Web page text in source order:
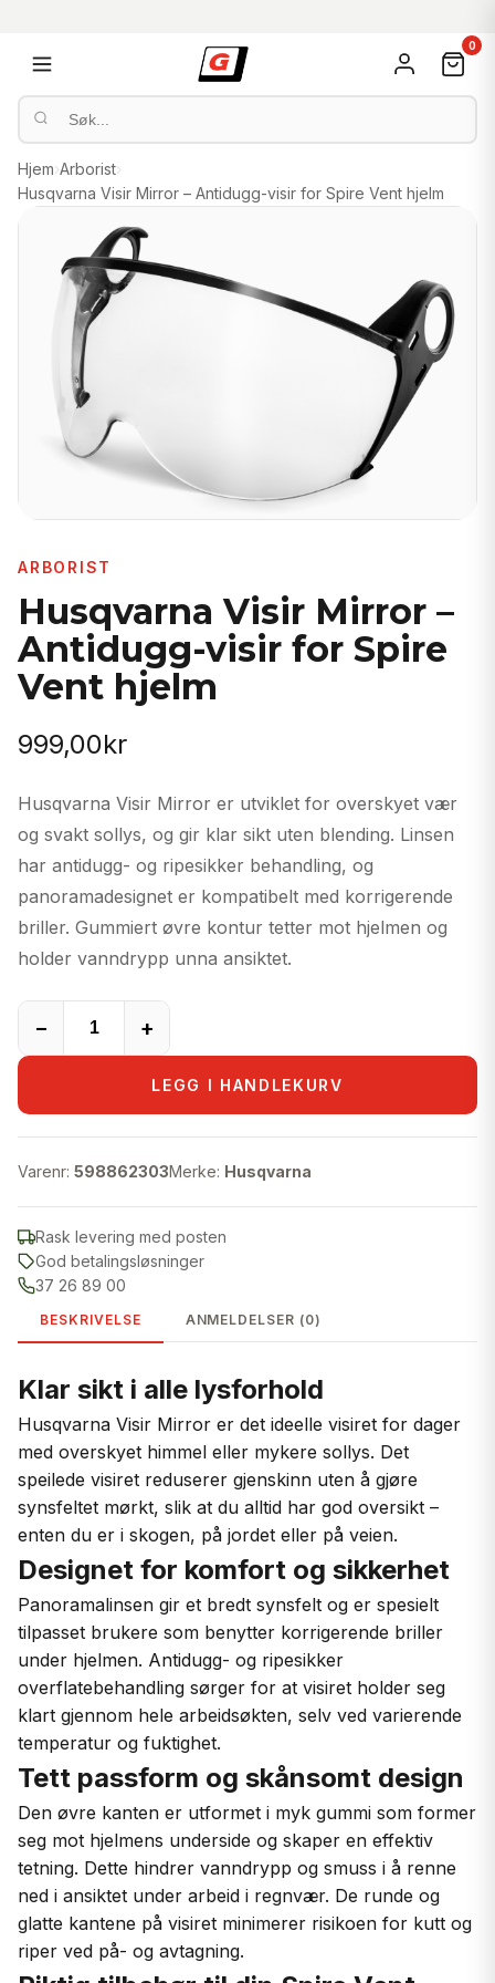
0
Hjem›Arborist›
Husqvarna Visir Mirror – Antidugg-visir for Spire Vent hjelm
ARBORIST
Husqvarna Visir Mirror –
Antidugg-visir for Spire
Vent hjelm
999,00kr
Husqvarna Visir Mirror er utviklet for overskyet vær
og svakt sollys, og gir klar sikt uten blending. Linsen
har antidugg- og ripesikker behandling, og
panoramadesignet er kompatibelt med korrigerende
briller. Gummiert øvre kontur tetter mot hjelmen og
holder vanndrypp unna ansiktet.
− +
LEGG I HANDLEKURV
Varenr: 598862303Merke: Husqvarna
Rask levering med posten
God betalingsløsninger
37 26 89 00
BESKRIVELSE ANMELDELSER (0)
Klar sikt i alle lysforhold
Husqvarna Visir Mirror er det ideelle visiret for dager
med overskyet himmel eller mykere sollys. Det
speilede visiret reduserer gjenskinn uten å gjøre
synsfeltet mørkt, slik at du alltid har god oversikt –
enten du er i skogen, på jordet eller på veien.
Designet for komfort og sikkerhet
Panoramalinsen gir et bredt synsfelt og er spesielt
tilpasset brukere som benytter korrigerende briller
under hjelmen. Antidugg- og ripesikker
overflatebehandling sørger for at visiret holder seg
klart gjennom hele arbeidsøkten, selv ved varierende
temperatur og fuktighet.
Tett passform og skånsomt design
Den øvre kanten er utformet i myk gummi som former
seg mot hjelmens underside og skaper en effektiv
tetning. Dette hindrer vanndrypp og smuss i å renne
ned i ansiktet under arbeid i regnvær. De runde og
glatte kantene på visiret minimerer risikoen for kutt og
riper ved på- og avtagning.